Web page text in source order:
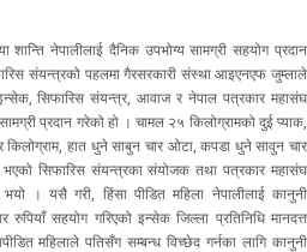
शान्ति नेपालीलाई दैनिक उपभोग्य सामग्री सहयोग प्रदान
संयन्त्रको पहलमा गैरसरकारी संस्था आइएनएफ जुम्लाले
सिफारिस संयन्त्र, आवाज र नेपाल पत्रकार महासंघ
प्रदान गरेको हो । चामल २५ किलोग्रामको दुई प्याक,
किलोग्राम, हात धुने साबुन चार ओटा, कपडा धुने सावुन चार
सिफारिस संयन्त्रका संयोजक तथा पत्रकार महासंघ
। यसै गरी, हिंसा पीडित महिला नेपालीलाई कानुनी
सहयोग गरिएको इन्सेक जिल्ला प्रतिनिधि मानदत्त
महिलाले पतिसँग सम्बन्ध विच्छेद गर्नका लागि कानुनी